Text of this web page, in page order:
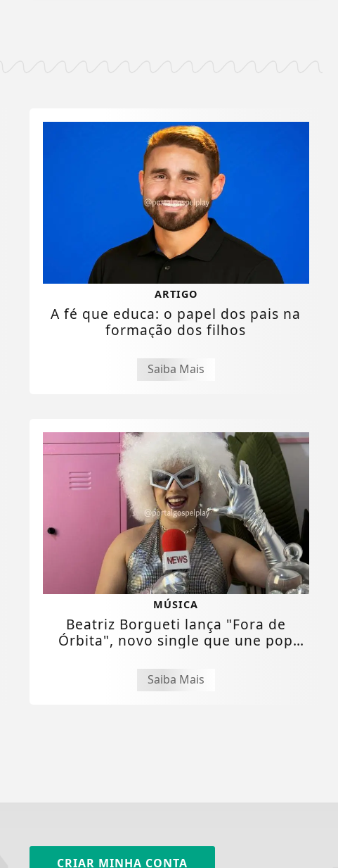
ARTIGO
A fé que educa: o papel dos pais na
formação dos filhos
Saiba Mais
MÚSICA
Beatriz Borgueti lança "Fora de
Órbita", novo single que une pop
Saiba Mais
CRIAR MINHA CONTA